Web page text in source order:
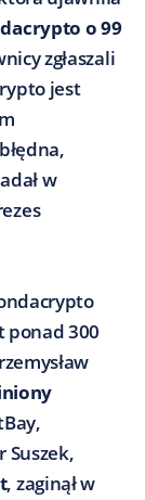
o 99
zgłaszali
jest
w
300
Suszek,
, zaginął w